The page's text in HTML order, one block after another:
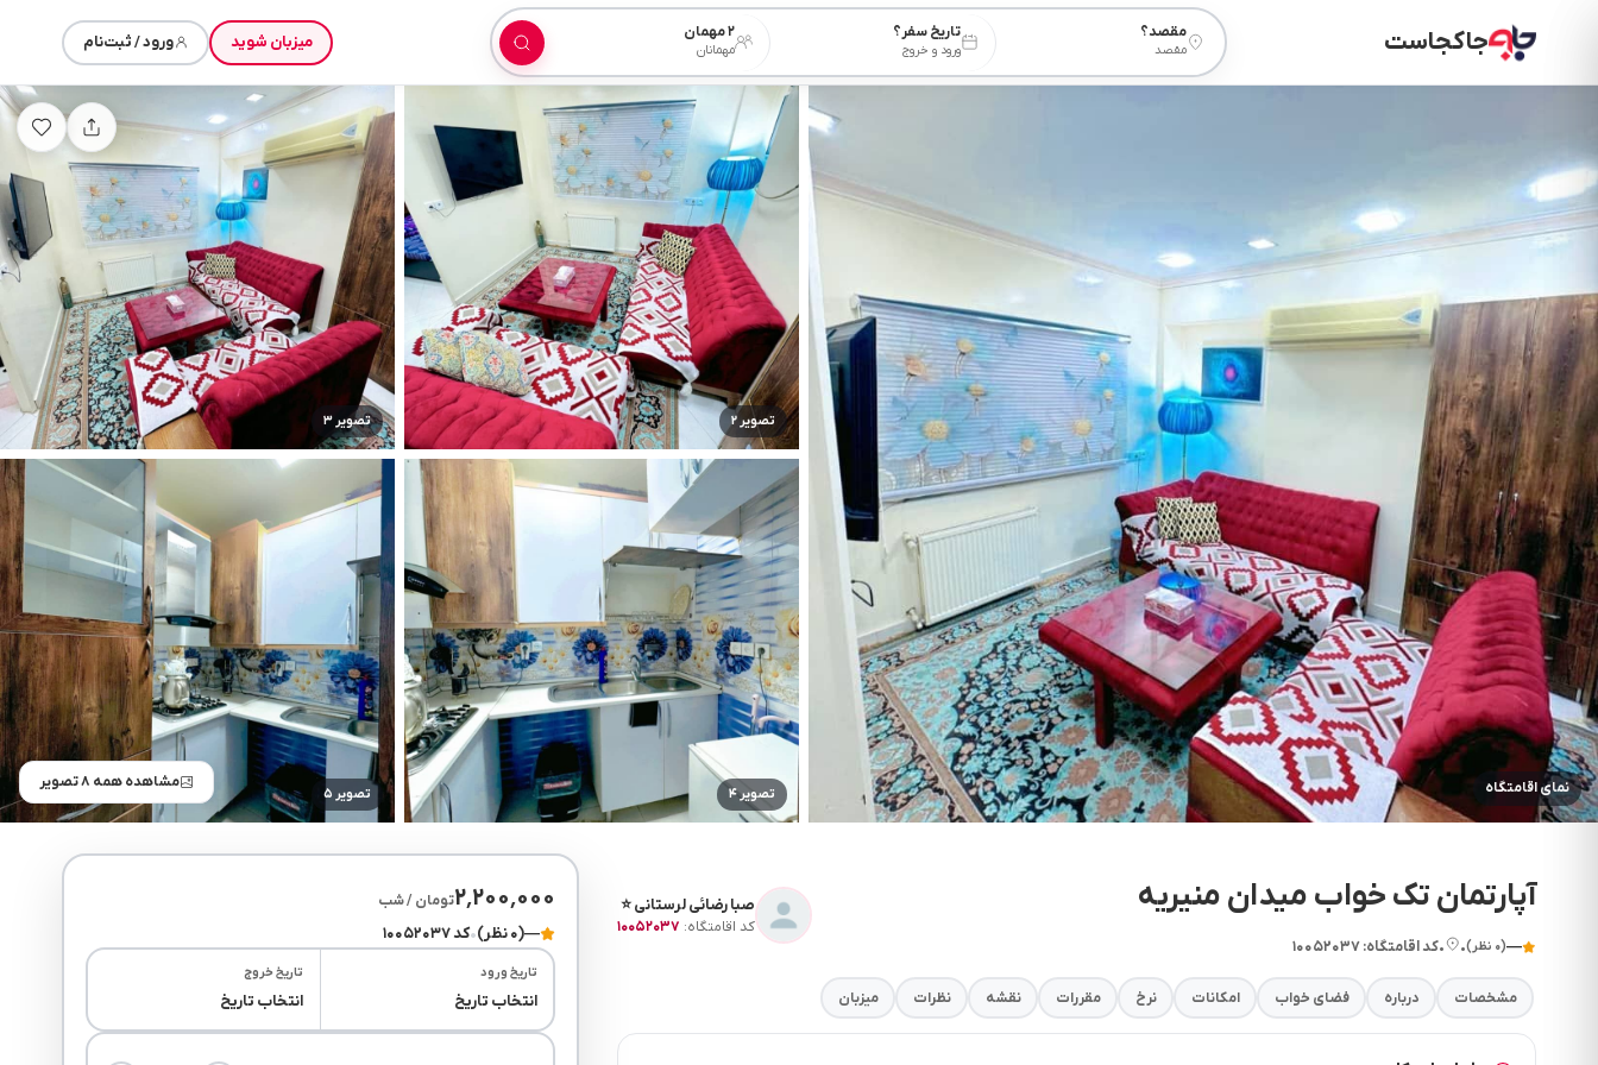
جاکجاست مقصد؟
مقصد
تاریخ سفر؟
ورود و خروج
۲ مهمان
مهمانان میزبان شوید ورود / ثبت‌نام
نمای اقامتگاه
تصویر ۲ تصویر ۳
تصویر ۴ تصویر ۵
مشاهده همه ۸ تصویر
آپارتمان تک خواب میدان منیریه
—(۰ نظر) •
•کد اقامتگاه: ۱۰۰۵۲۰۳۷
صبا رضائی لرستانی ⭐
کد اقامتگاه: ۱۰۰۵۲۰۳۷
مشخصات درباره فضای خواب امکانات نرخ مقررات نقشه نظرات میزبان
۲٬۲۰۰٬۰۰۰تومان / شب
—(۰ نظر) •کد ۱۰۰۵۲۰۳۷
تاریخ ورود
انتخاب تاریخ
تاریخ خروج
انتخاب تاریخ